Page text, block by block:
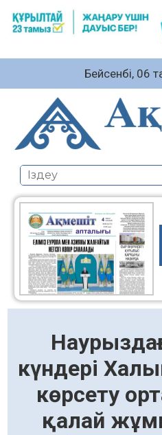
Бейсенбі, 06
күндері
көрсету
қалай